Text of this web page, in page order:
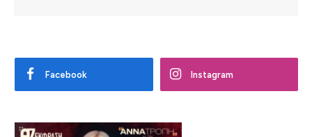
Facebook Instagram